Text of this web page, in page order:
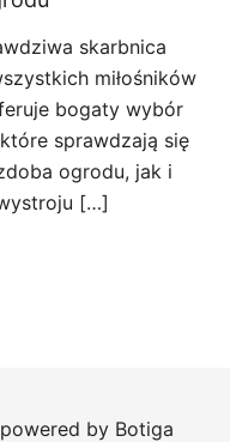
skarbnica
miłośników
bogaty wybór
sprawdzają się
ogrodu, jak i
[…]
by Botiga